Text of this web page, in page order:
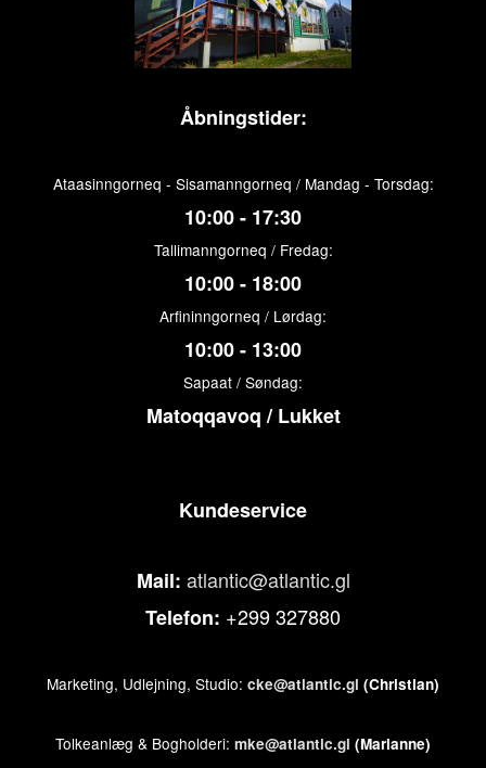
Åbningstider:
Ataasinngorneq - Sisamanngorneq / Mandag - Torsdag:
10:00 - 17:30
Tallimanngorneq / Fredag:
10:00 - 18:00
Arfininngorneq / Lørdag:
10:00 - 13:00
Sapaat / Søndag:
Matoqqavoq / Lukket
Kundeservice
Mail: atlantic@atlantic.gl
Telefon: +299 327880
Marketing, Udlejning, Studio: cke@atlantic.gl (Christian)
Tolkeanlæg & Bogholderi: mke@atlantic.gl (Marianne)